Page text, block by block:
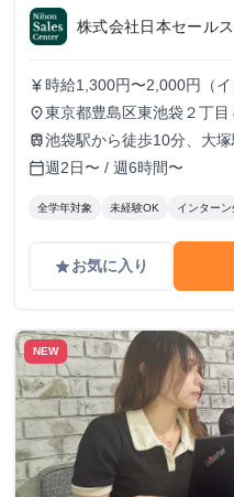
せんか？ ※当社直結内
可 #1.2年生可 - 株式会
の長期・有給インター
株式会社日本セール
currency_yen 時給1,300円〜2,000円（イ
place東京都豊島区東池袋２丁
train池袋駅から徒歩10分、大
calendar_today週2日〜 / 週6時間〜
全学年対象 未経験OK インター
gradeお気に入り
NEW